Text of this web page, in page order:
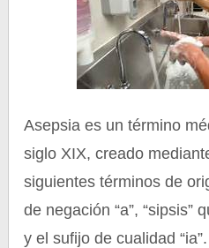
Asepsia es un término
siglo XIX, creado
siguientes términos de
de negación “a”, “sipsis”
y el sufijo de cualidad “ia”.